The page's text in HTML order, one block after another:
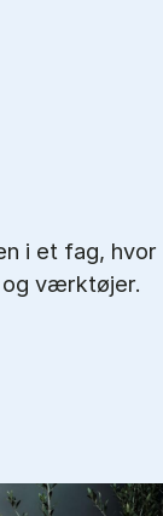
i et fag, hvor
værktøjer.